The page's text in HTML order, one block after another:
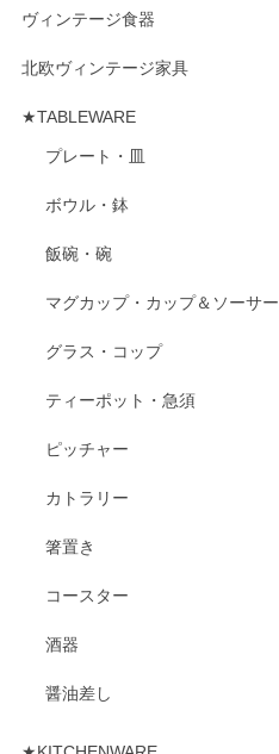
ヴィンテージ食器
北欧ヴィンテージ家具
★TABLEWARE
プレート・皿
ボウル・鉢
飯碗・碗
マグカップ・カップ＆ソーサー
グラス・コップ
ティーポット・急須
ピッチャー
カトラリー
箸置き
コースター
酒器
醤油差し